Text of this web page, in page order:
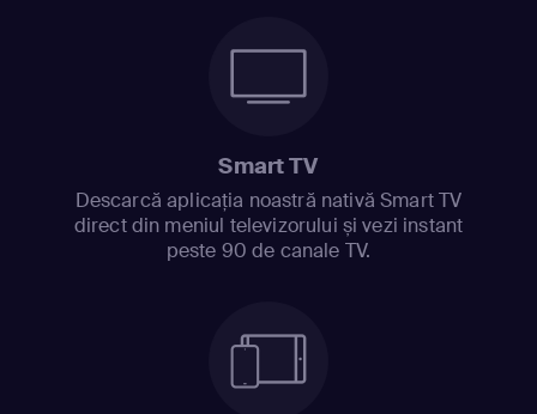
Smart TV
Descarcă aplicația noastră nativă Smart TV
direct din meniul televizorului și vezi instant
peste 90 de canale TV.